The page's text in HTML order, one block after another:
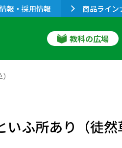
報・採用情報 商品ライン
教科の広場
ふ所あり（徒然